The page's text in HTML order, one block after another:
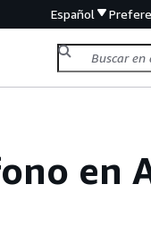
Español
en